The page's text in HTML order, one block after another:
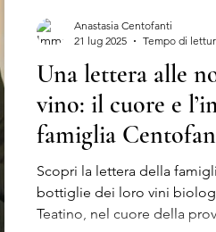
Una lettera alle
vino: il cuore e
famiglia
Scopri la lettera della
bottiglie dei loro vini
Teatino, nel cuore della
Anastasia Centofanti
21 lug 2025
Tempo di